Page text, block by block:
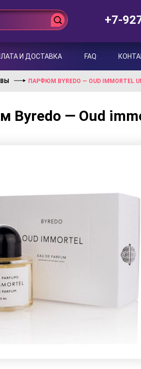
+7-
И ДОСТАВКА FAQ
ПАРФЮМ BYREDO — OUD IMMORTEL
Byredo — Oud